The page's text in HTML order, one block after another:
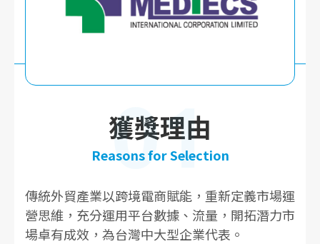
01
獲獎理由
Reasons for Selection
傳統外貿產業以跨境電商賦能，重新定義市場運
營思維，充分運用平台數據、流量，開拓潛力市
場卓有成效，為台灣中大型企業代表。